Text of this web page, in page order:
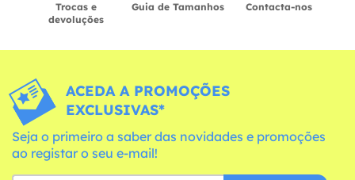
Trocas e
devoluções
Guia de Tamanhos Contacta-nos
ACEDA A PROMOÇÕES
EXCLUSIVAS*
Seja o primeiro a saber das novidades e promoções
ao registar o seu e-mail!